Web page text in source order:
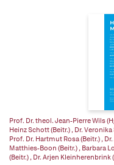
Prof. Dr. theol. Jean-Pierre Wils
Heinz Schott (Beitr.) , Dr.
Prof. Dr. Hartmut Rosa (Beitr.) ,
Matthies-Boon (Beitr.) , Barbara
(Beitr.) , Dr. Arjen Kleinherenbrink